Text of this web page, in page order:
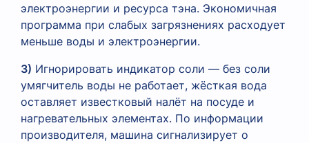
электроэнергии и ресурса тэна. Экономичная
программа при слабых загрязнениях расходует
меньше воды и электроэнергии.
3) Игнорировать индикатор соли — без соли
умягчитель воды не работает, жёсткая вода
оставляет известковый налёт на посуде и
нагревательных элементах. По информации
производителя, машина сигнализирует о